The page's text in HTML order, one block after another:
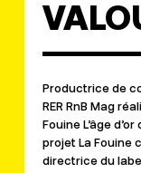
Productrice de
RER RnB Mag
Fouine L’âge
projet La Fouine
directrice du